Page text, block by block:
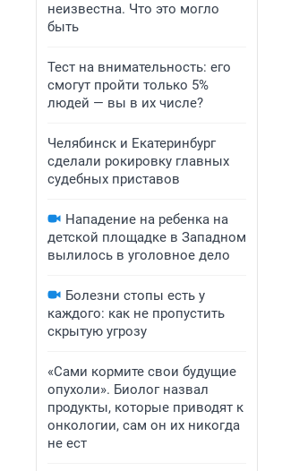
неизвестна. Что это могло
быть
Тест на внимательность: его
смогут пройти только 5%
людей — вы в их числе?
Челябинск и Екатеринбург
сделали рокировку главных
судебных приставов
Нападение на ребенка на
детской площадке в Западном
вылилось в уголовное дело
Болезни стопы есть у
каждого: как не пропустить
скрытую угрозу
«Сами кормите свои будущие
опухоли». Биолог назвал
продукты, которые приводят к
онкологии, сам он их никогда
не ест